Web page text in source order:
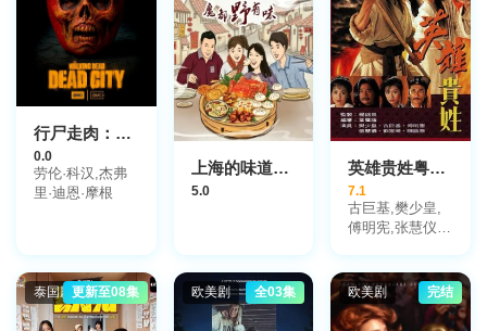
行尸走肉：死城第三季
0.0
劳伦·科汉,杰弗
里·迪恩·摩根
上海的味道第二季·魔都野有味
5.0
英雄贵姓粤语版
7.1
古巨基,樊少皇,
傅明宪,张慧仪,
泰国剧更新至08集 欧美剧 全03集 欧美剧 完结